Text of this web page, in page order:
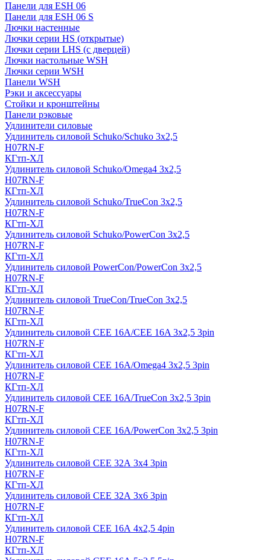
Панели для ESH 06
Панели для ESH 06 S
Лючки настенные
Лючки серии HS (открытые)
Лючки серии LHS (с дверцей)
Лючки настольные WSH
Лючки серии WSH
Панели WSH
Рэки и аксессуары
Стойки и кронштейны
Панели рэковые
Удлинители силовые
Удлинитель силовой Schuko/Schuko 3х2,5
H07RN-F
КГтп-ХЛ
Удлинитель силовой Schuko/Omega4 3х2,5
H07RN-F
КГтп-ХЛ
Удлинитель силовой Schuko/TrueCon 3х2,5
H07RN-F
КГтп-ХЛ
Удлинитель силовой Schuko/PowerCon 3х2,5
H07RN-F
КГтп-ХЛ
Удлинитель силовой PowerCon/PowerCon 3х2,5
H07RN-F
КГтп-ХЛ
Удлинитель силовой TrueCon/TrueCon 3х2,5
H07RN-F
КГтп-ХЛ
Удлинитель силовой CEE 16A/CEE 16A 3х2,5 3pin
H07RN-F
КГтп-ХЛ
Удлинитель силовой CEE 16A/Omega4 3х2,5 3pin
H07RN-F
КГтп-ХЛ
Удлинитель силовой CEE 16A/TrueCon 3х2,5 3pin
H07RN-F
КГтп-ХЛ
Удлинитель силовой CEE 16A/PowerCon 3х2,5 3pin
H07RN-F
КГтп-ХЛ
Удлинитель силовой CEE 32А 3х4 3pin
H07RN-F
КГтп-ХЛ
Удлинитель силовой CEE 32А 3х6 3pin
H07RN-F
КГтп-ХЛ
Удлинитель силовой CEE 16А 4х2,5 4pin
H07RN-F
КГтп-ХЛ